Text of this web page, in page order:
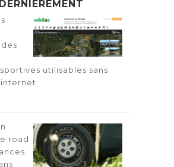
DERNIÈREMENT
utilisables sans
road